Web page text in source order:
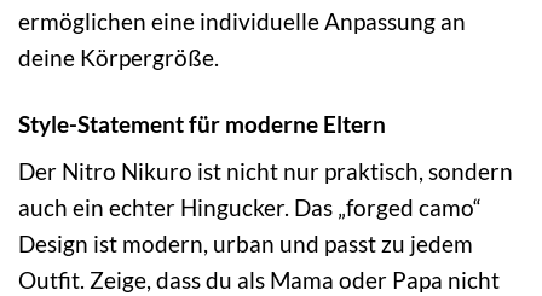
ermöglichen eine individuelle Anpassung an
deine Körpergröße.
Style-Statement für moderne Eltern
Der Nitro Nikuro ist nicht nur praktisch, sondern
auch ein echter Hingucker. Das „forged camo“
Design ist modern, urban und passt zu jedem
Outfit. Zeige, dass du als Mama oder Papa nicht